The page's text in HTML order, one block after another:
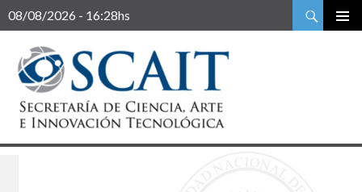
08/08/2026 - 16:28hs
Buscar